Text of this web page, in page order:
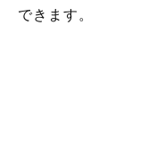
できます。